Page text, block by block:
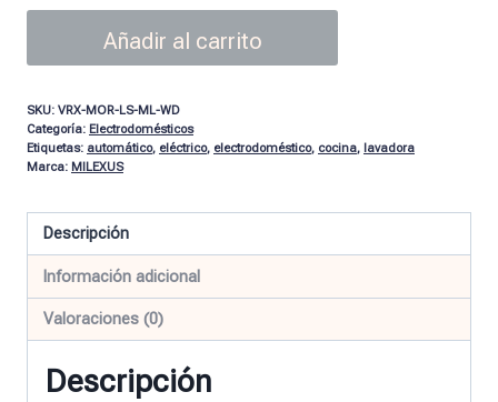
Añadir al carrito
SKU: VRX-MOR-LS-ML-WD
Categoría: Electrodomésticos
Etiquetas: automático, eléctrico, electrodoméstico, cocina, lavadora
Marca: MILEXUS
Descripción
Información adicional
Valoraciones (0)
Descripción